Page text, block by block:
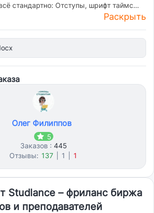
стандартно: Отступы, шрифт таймс
должны быть имперические
а именно таблицы, графики.
50%. Понимаю, что при создании будет
поэтому есть просьба - чтобы это было
без длинных тире и безумно
слов).
Раскрыть
Олег Филиппов
5
Заказов : 445
Отзывы: 137 1 1
Studlance – фриланс биржа
и преподавателей